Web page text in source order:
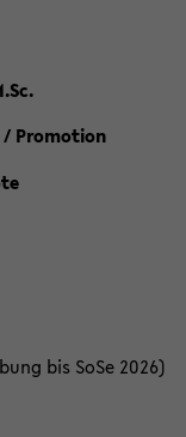
/ Promotion
bis SoSe 2026)